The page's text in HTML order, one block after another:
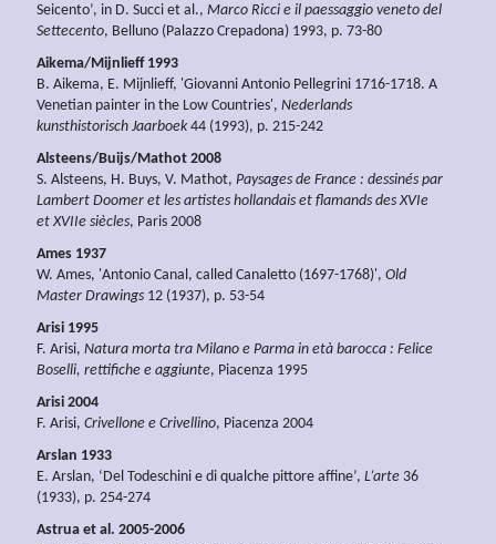
Seicento’, in D. Succi et al., Marco Ricci e il paessaggio veneto del
Settecento, Belluno (Palazzo Crepadona) 1993, p. 73-80
Aikema/Mijnlieff 1993
B. Aikema, E. Mijnlieff, 'Giovanni Antonio Pellegrini 1716-1718. A
Venetian painter in the Low Countries', Nederlands
kunsthistorisch Jaarboek44 (1993), p. 215-242
Alsteens/Buijs/Mathot 2008
S. Alsteens, H. Buys, V. Mathot, Paysages de France : dessinés par
Lambert Doomer et les artistes hollandais et flamands des XVIe
et XVIIe siècles, Paris 2008
Ames 1937
W. Ames, 'Antonio Canal, called Canaletto (1697-1768)', Old
Master Drawings 12 (1937), p. 53-54
Arisi 1995
F. Arisi, Natura morta tra Milano e Parma in età barocca : Felice
Boselli, rettifiche e aggiunte, Piacenza 1995
Arisi 2004
F. Arisi, Crivellone e Crivellino, Piacenza 2004
Arslan 1933
E. Arslan, ‘Del Todeschini e di qualche pittore affine’, L’arte 36
(1933), p. 254-274
Astrua et al. 2005-2006